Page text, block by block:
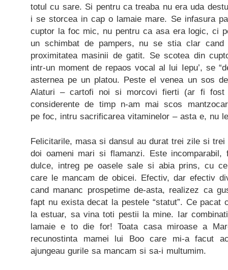
totul cu sare. Si pentru ca treaba nu era uda
i se storcea in cap o lamaie mare. Se infasura
cuptor la foc mic, nu pentru ca asa era logic, ci
un schimbat de pampers, nu se stia clar
proximitatea masinii de gatit. Se scotea din
intr-un moment de repaos vocal al lui Iepu’, se
asternea pe un platou. Peste el venea un sos
Alaturi – cartofi noi si morcovi fierti (ar fi
considerente de timp n-am mai scos
pe foc, intru sacrificarea vitaminelor – asta e, nu
Felicitarile, masa si dansul au durat trei zile si
doi oameni mari si flamanzi. Este
dulce, intreg pe oasele sale si abia prins, cu
care le mancam de obicei. Efectiv, dar efectiv
cand mananc prospetime de-asta, realizez ca
fapt nu exista decat la pestele “statut”. Ce pacat
la estuar, sa vina toti pestii la mine. Iar
lamaie e to die for! Toata casa miroase a
recunostinta mamei lui Boo care mi-a facut
ajungeau gurile sa mancam si sa-i multumim.